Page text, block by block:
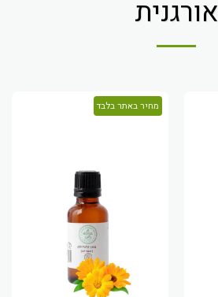
אורגנית
מחיר באתר בלבד